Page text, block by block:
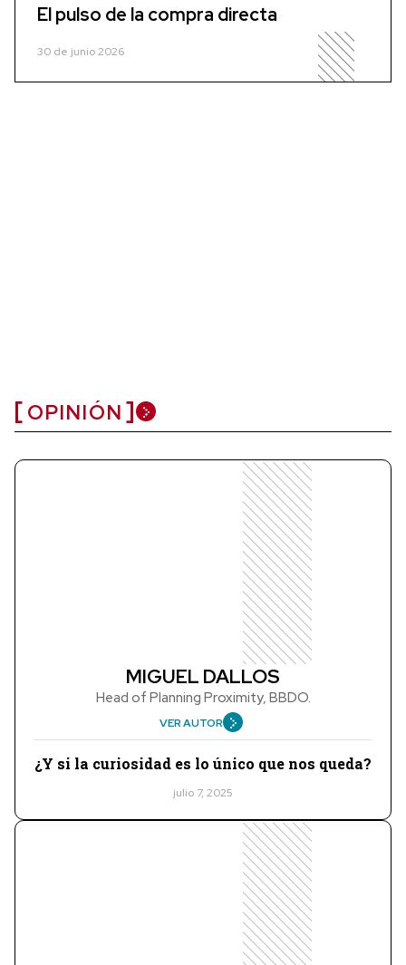
El pulso de la compra directa
30 de junio 2026
OPINIÓN
MIGUEL DALLOS
Head of Planning Proximity, BBDO.
VER AUTOR
¿Y si la curiosidad es lo único que nos queda?
julio 7, 2025